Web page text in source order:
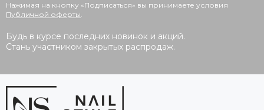
Нажимая на кнопку «Подписаться» вы принимаете условия
Публичной оферты.
Будь в курсе последних новинок и акций.
Стань участником закрытых распродаж.